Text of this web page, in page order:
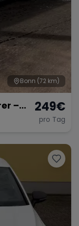
Bonn (72 km)
–
249€
pro Tag